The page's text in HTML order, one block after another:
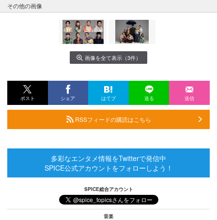
その他の画像
画像を全て表示（3件）
ポスト シェア はてブ 送る 送信
RSSフィードの購読はこちら
多彩なエンタメ情報をTwitterで発信中
SPICE公式アカウントをフォローしよう！
SPICE総合アカウント
音楽